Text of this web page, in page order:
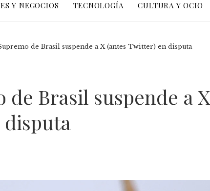
Y NEGOCIOS TECNOLOGÍA CULTURA Y OCIO
de Brasil suspende a X (antes Twitter) en disputa
Brasil suspende a X
disputa